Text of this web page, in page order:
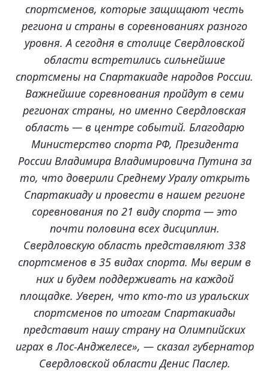
спортсменов, которые защищают честь
региона и страны в соревнованиях разного
уровня. А сегодня в столице Свердловской
области встретились сильнейшие
спортсмены на Спартакиаде народов России.
Важнейшие соревнования пройдут в семи
регионах страны, но именно Свердловская
область — в центре событий. Благодарю
Министерство спорта РФ, Президента
России Владимира Владимировича Путина за
то, что доверили Среднему Уралу открыть
Спартакиаду и провести в нашем регионе
соревнования по 21 виду спорта — это
почти половина всех дисциплин.
Свердловскую область представляют 338
спортсменов в 35 видах спорта. Мы верим в
них и будем поддерживать на каждой
площадке. Уверен, что кто-то из уральских
спортсменов по итогам Спартакиады
представит нашу страну на Олимпийских
играх в Лос-Анджелесе», — сказал губернатор
Свердловской области Денис Паслер.